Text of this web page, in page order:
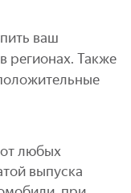
ваш
регионах. Также
любых
выпуска